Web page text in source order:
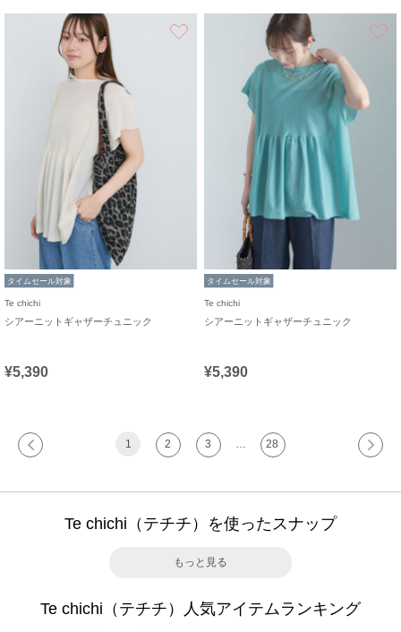
タイムセール対象
Te chichi
シアーニットギャザーチュニック
¥5,390
タイムセール対象
Te chichi
シアーニットギャザーチュニック
¥5,390
1 2 3 28
Te chichi（テチチ）を使ったスナップ
もっと見る
Te chichi（テチチ）人気アイテムランキング